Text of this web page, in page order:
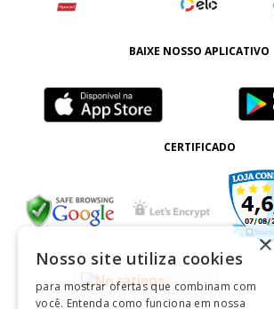
BAIXE NOSSO APLICATIVO
CERTIFICADO
×
Nosso site utiliza cookies
para mostrar ofertas que combinam com
você. Entenda como funciona em nossa